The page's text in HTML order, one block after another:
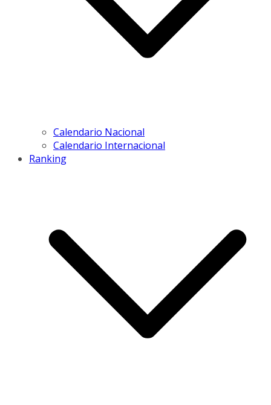
Calendario Nacional
Calendario Internacional
Ranking